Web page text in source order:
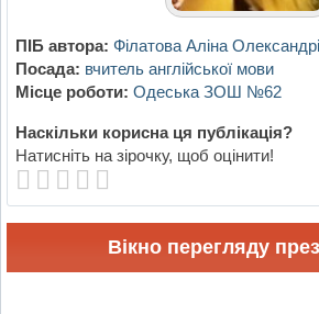
ПІБ автора: Фiлатова Алiна
Посада: вчитель англійської мови
Місце роботи: Одеська ЗОШ №62
Наскільки корисна ця публікація?
Натисніть на зірочку, щоб оцінити!
Вікно перегляду